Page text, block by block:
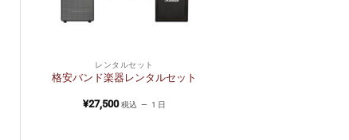
レンタルセット
格安バンド楽器レンタルセット
¥27,500 税込 1 日